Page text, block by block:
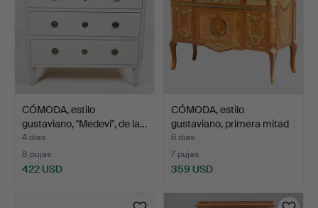
CÓMODA, estilo
gustaviano, "Medevi", de la…
4 días
8 pujas
422 USD
CÓMODA, estilo
gustaviano, primera mitad
d…
6 días
7 pujas
359 USD